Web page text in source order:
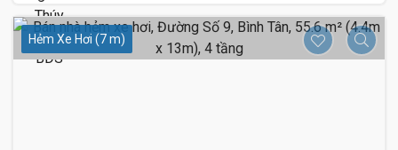
Hẻm Xe Hơi (7 m)